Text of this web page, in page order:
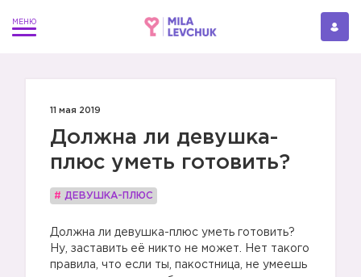
11 мая 2019
Должна ли девушка-
плюс уметь готовить?
# ДЕВУШКА-ПЛЮС
Должна ли девушка-плюс уметь готовить?
Ну, заставить её никто не может. Нет такого
правила, что если ты, пакостница, не умеешь